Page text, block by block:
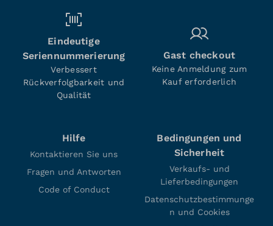
Eindeutige
Seriennummerierung
Verbessert
Rückverfolgbarkeit und
Qualität
Gast checkout
Keine Anmeldung zum
Kauf erforderlich
Hilfe
Kontaktieren Sie uns
Fragen und Antworten
Code of Conduct
Bedingungen und
Sicherheit
Verkaufs- und
Lieferbedingungen
Datenschutzbestimmunge
n und Cookies